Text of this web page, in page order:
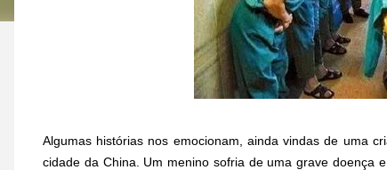
Algumas histórias nos emocionam, ainda vindas de uma
cidade da China. Um menino sofria de uma grave doença